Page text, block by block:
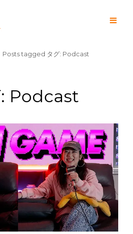
Posts tagged タグ: Podcast
Podcast